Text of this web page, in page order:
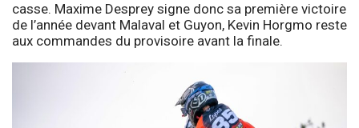
casse. Maxime Desprey signe donc sa première victoire
de l’année devant Malaval et Guyon, Kevin Horgmo reste
aux commandes du provisoire avant la finale.